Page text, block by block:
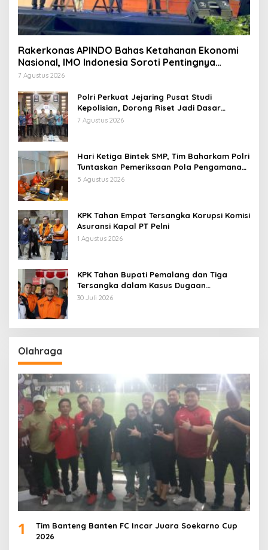
Rakerkonas APINDO Bahas Ketahanan Ekonomi
Nasional, IMO Indonesia Soroti Pentingnya
Kolaborasi Lintas Sektor
7 Agustus 2026
Polri Perkuat Jejaring Pusat Studi
Kepolisian, Dorong Riset Jadi Dasar
Kebijakan dan Inovasi
7 Agustus 2026
Hari Ketiga Bintek SMP, Tim Baharkam Polri
Tuntaskan Pemeriksaan Pola Pengamanan
Pertamina Patra Niaga Jabar
5 Agustus 2026
KPK Tahan Empat Tersangka Korupsi Komisi
Asuransi Kapal PT Pelni
1 Agustus 2026
KPK Tahan Bupati Pemalang dan Tiga
Tersangka dalam Kasus Dugaan
Pemerasan
30 Juli 2026
Olahraga
1
Tim Banteng Banten FC Incar Juara Soekarno Cup
2026